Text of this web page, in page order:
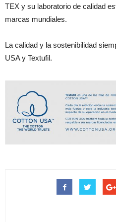
TEX y su laboratorio de calidad
marcas mundiales.
La calidad y la sostenibilidad
USA y Textufil.